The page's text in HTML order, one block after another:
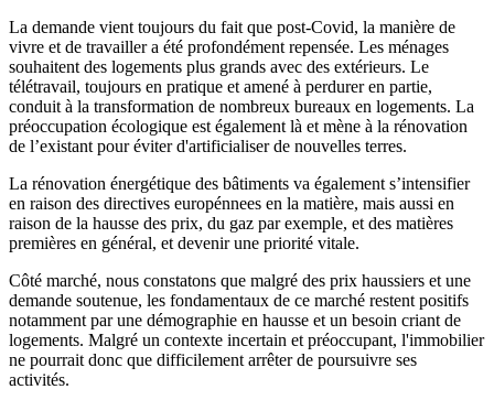
La demande vient toujours du fait que post-Covid, la manière de
vivre et de travailler a été profondément repensée. Les ménages
souhaitent des logements plus grands avec des extérieurs. Le
télétravail, toujours en pratique et amené à perdurer en partie,
conduit à la transformation de nombreux bureaux en logements. La
préoccupation écologique est également là et mène à la rénovation
de l’existant pour éviter d'artificialiser de nouvelles terres.
La rénovation énergétique des bâtiments va également s’intensifier
en raison des directives europénnees en la matière, mais aussi en
raison de la hausse des prix, du gaz par exemple, et des matières
premières en général, et devenir une priorité vitale.
Côté marché, nous constatons que malgré des prix haussiers et une
demande soutenue, les fondamentaux de ce marché restent positifs
notamment par une démographie en hausse et un besoin criant de
logements. Malgré un contexte incertain et préoccupant, l'immobilier
ne pourrait donc que difficilement arrêter de poursuivre ses
activités.